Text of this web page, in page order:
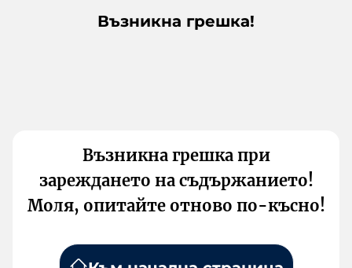
Възникна грешка!
Възникна грешка при
зареждането на съдържанието!
Моля, опитайте отново по-късно!